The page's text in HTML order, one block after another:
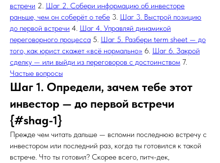
встречи 2. Шаг 2. Собери информацию об инвесторе
раньше, чем он соберёт о тебе 3. Шаг 3. Выстрой позицию
до первой встречи 4. Шаг 4. Управляй динамикой
переговорного процесса 5. Шаг 5. Разбери term sheet — до
того, как юрист скажет «всё нормально» 6. Шаг 6. Закрой
сделку — или выйди из переговоров с достоинством 7.
Частые вопросы
Шаг 1. Определи, зачем тебе этот
инвестор — до первой встречи
{#shag-1}
Прежде чем читать дальше — вспомни последнюю встречу с
инвестором или последний раз, когда ты готовился к такой
встрече. Что ты готовил? Скорее всего, питч-дек,